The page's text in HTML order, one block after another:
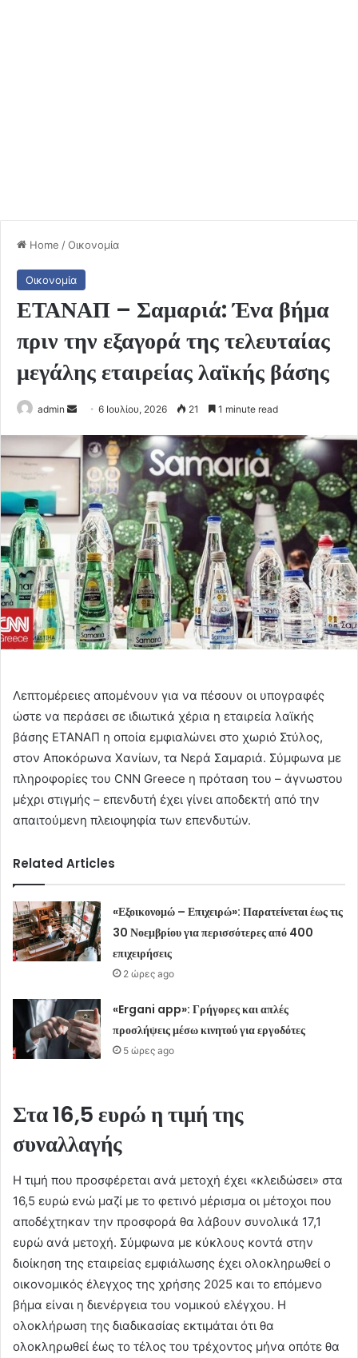
Home /Οικονομία
Οικονομία
ΕΤΑΝΑΠ – Σαμαριά: Ένα βήμα
πριν την εξαγορά της τελευταίας
μεγάλης εταιρείας λαϊκής βάσης
admin
Send
email
6 Ιουλίου, 2026 21 1 minute read
Λεπτομέρειες απομένουν για να πέσουν οι υπογραφές
ώστε να περάσει σε ιδιωτικά χέρια η εταιρεία λαϊκής
βάσης ΕΤΑΝΑΠ η οποία εμφιαλώνει στο χωριό Στύλος,
στον Αποκόρωνα Χανίων, τα Νερά Σαμαριά. Σύμφωνα με
πληροφορίες του CNN Greece η πρόταση του – άγνωστου
μέχρι στιγμής – επενδυτή έχει γίνει αποδεκτή από την
απαιτούμενη πλειοψηφία των επενδυτών.
Related Articles
«Εξοικονομώ – Επιχειρώ»: Παρατείνεται έως τις
30 Νοεμβρίου για περισσότερες από 400
επιχειρήσεις
2 ώρες ago
«Ergani app»: Γρήγορες και απλές
προσλήψεις μέσω κινητού για εργοδότες
5 ώρες ago
Στα 16,5 ευρώ η τιμή της
συναλλαγής
Η τιμή που προσφέρεται ανά μετοχή έχει «κλειδώσει» στα
16,5 ευρώ ενώ μαζί με το φετινό μέρισμα οι μέτοχοι που
αποδέχτηκαν την προσφορά θα λάβουν συνολικά 17,1
ευρώ ανά μετοχή. Σύμφωνα με κύκλους κοντά στην
διοίκηση της εταιρείας εμφιάλωσης έχει ολοκληρωθεί ο
οικονομικός έλεγχος της χρήσης 2025 και το επόμενο
βήμα είναι η διενέργεια του νομικού ελέγχου. Η
ολοκλήρωση της διαδικασίας εκτιμάται ότι θα
ολοκληρωθεί έως το τέλος του τρέχοντος μήνα οπότε θα